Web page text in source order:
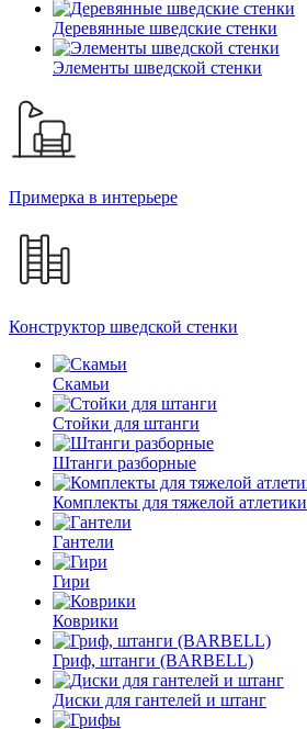
Деревянные шведские стенки
Элементы шведской стенки
Примерка в интерьере
Конструктор шведской стенки
Скамьи
Стойки для штанги
Штанги разборные
Комплекты для тяжелой атлетики
Гантели
Гири
Коврики
Гриф, штанги (BARBELL)
Диски для гантелей и штанг